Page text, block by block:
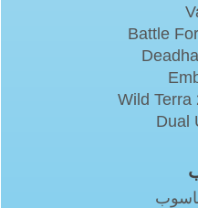
Battle
Wild Terra
Dual